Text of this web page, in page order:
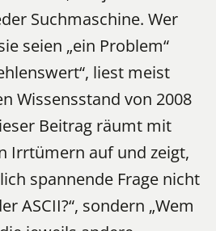
Suchmaschine. Wer
seien „ein Problem“
liest meist
Wissensstand von 2008
Beitrag räumt mit
Irrtümern auf und zeigt,
spannende Frage nicht
ASCII?“, sondern „Wem